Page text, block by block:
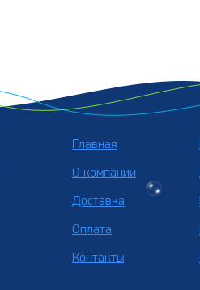
Главная
О компании
Доставка
Оплата
Контакты